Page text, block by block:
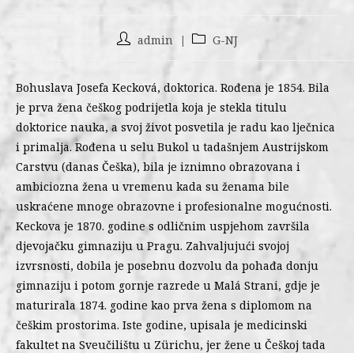
admin G-NJ
Bohuslava Josefa Kecková, doktorica. Rođena je 1854. Bila
je prva žena češkog podrijetla koja je stekla titulu
doktorice nauka, a svoj život posvetila je radu kao lječnica
i primalja. Rođena u selu Bukol u tadašnjem Austrijskom
Carstvu (danas Češka), bila je iznimno obrazovana i
ambiciozna žena u vremenu kada su ženama bile
uskraćene mnoge obrazovne i profesionalne mogućnosti.
Keckova je 1870. godine s odličnim uspjehom završila
djevojačku gimnaziju u Pragu. Zahvaljujući svojoj
izvrsnosti, dobila je posebnu dozvolu da pohađa donju
gimnaziju i potom gornje razrede u Malá Strani, gdje je
maturirala 1874. godine kao prva žena s diplomom na
češkim prostorima. Iste godine, upisala je medicinski
fakultet na Sveučilištu u Zürichu, jer žene u Češkoj tada